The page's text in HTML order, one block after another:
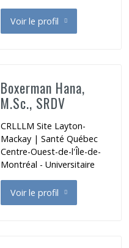
Voir le profil
de Bourque Michelle
Boxerman Hana,
M.Sc., SRDV
CRLLLM Site Layton-
Mackay | Santé Québec
Centre-Ouest-de-l'Île-de-
Montréal - Universitaire
Voir le profil
de Boxerman Hana